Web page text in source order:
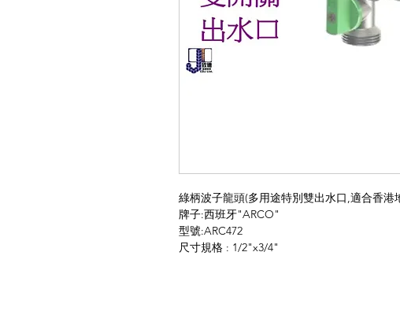
綠柄波子龍頭(多用途特別雙出水口,適合香港
牌子:西班牙"ARCO"
型號:ARC472
尺寸規格 : 1/2"x3/4"